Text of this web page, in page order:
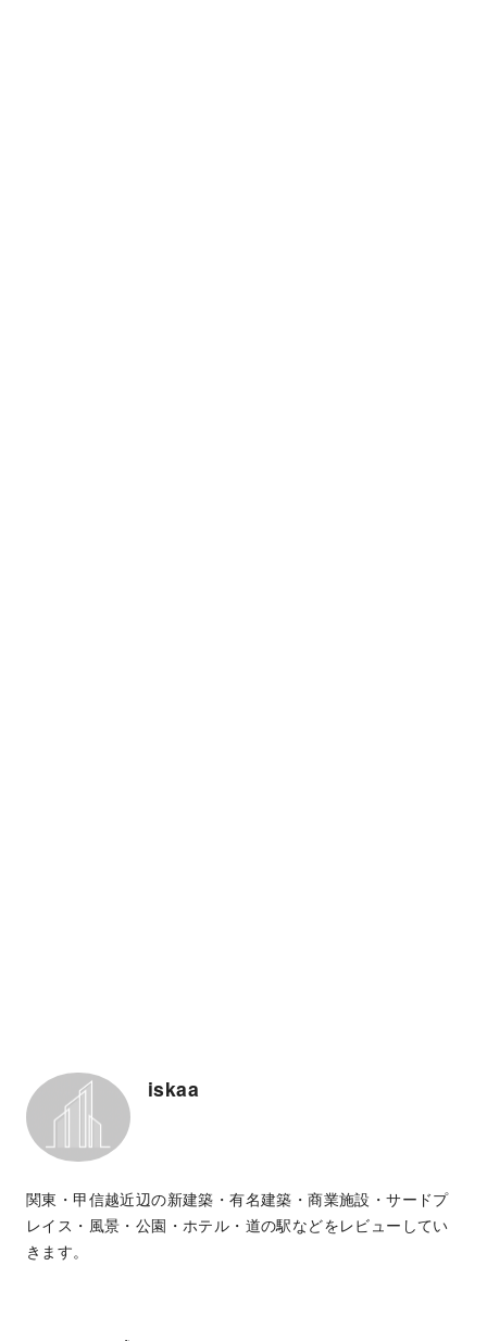
iskaa
関東・甲信越近辺の新建築・有名建築・商業施設・サードプ
レイス・風景・公園・ホテル・道の駅などをレビューしてい
きます。